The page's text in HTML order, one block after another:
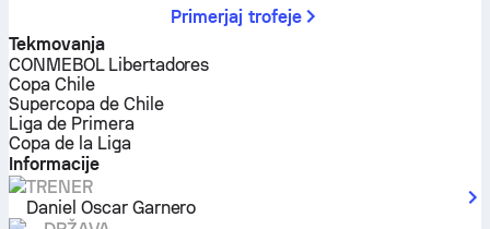
Primerjaj trofeje
Tekmovanja
CONMEBOL Libertadores
Copa Chile
Supercopa de Chile
Liga de Primera
Copa de la Liga
Informacije
TRENER
Daniel Oscar Garnero